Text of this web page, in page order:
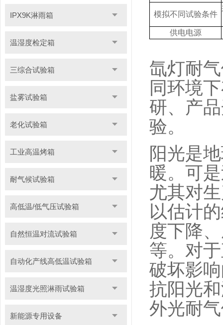
IPX9K淋雨箱
温湿度检定箱
三综合试验箱
盐雾试验箱
老化试验箱
工业高温烤箱
耐气候试验箱
高低温/低气压试验箱
自然恒温对流试验箱
自动化产线高低温试验箱
温湿度光照淋雨试验箱
新能源专用设备
模拟不同试验条件
供电电源
氙灯耐
同环境
研、产
验。
阳光是
暖。可
尤其对
以估计
度下降
等。对
破坏影
抗阳光
外光耐